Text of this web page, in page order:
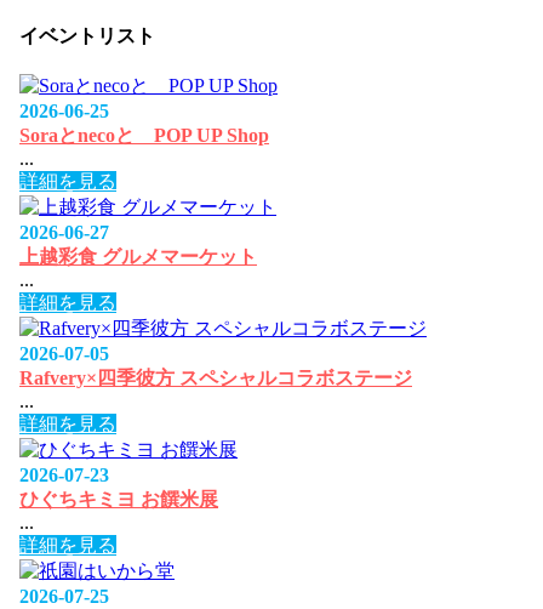
イベントリスト
2026-06-25
Soraとnecoと POP UP Shop
...
詳細を見る
2026-06-27
上越彩食 グルメマーケット
...
詳細を見る
2026-07-05
Rafvery×四季彼方 スペシャルコラボステージ
...
詳細を見る
2026-07-23
ひぐちキミヨ お饌米展
...
詳細を見る
2026-07-25